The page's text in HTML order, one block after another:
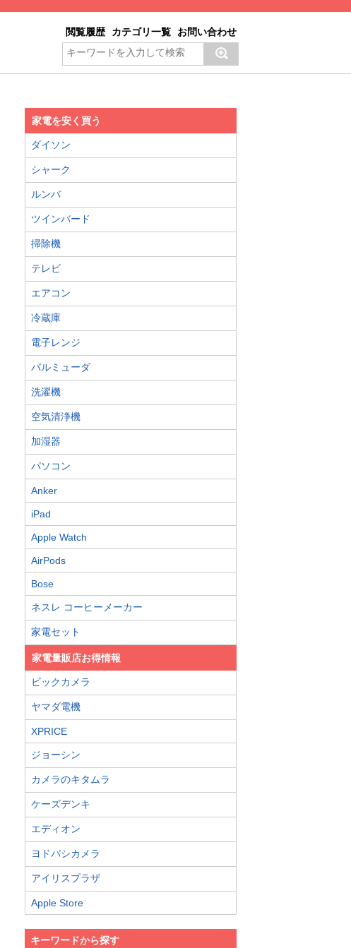
閲覧履歴 カテゴリ一覧 お問い合わせ
家電を安く買う
ダイソン
シャーク
ルンバ
ツインバード
掃除機
テレビ
エアコン
冷蔵庫
電子レンジ
バルミューダ
洗濯機
空気清浄機
加湿器
パソコン
Anker
iPad
Apple Watch
AirPods
Bose
ネスレ コーヒーメーカー
家電セット
家電量販店お得情報
ビックカメラ
ヤマダ電機
XPRICE
ジョーシン
カメラのキタムラ
ケーズデンキ
エディオン
ヨドバシカメラ
アイリスプラザ
Apple Store
キーワードから探す